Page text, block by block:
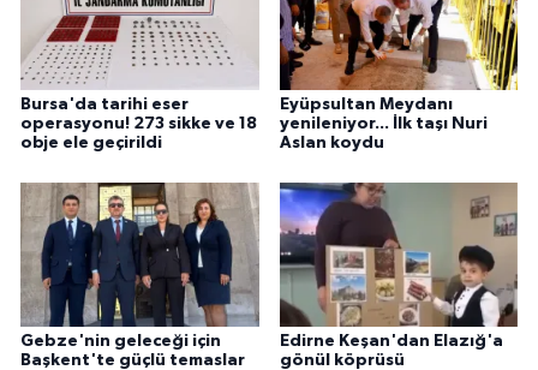
Bursa'da tarihi eser
operasyonu! 273 sikke ve 18
obje ele geçirildi
Eyüpsultan Meydanı
yenileniyor... İlk taşı Nuri
Aslan koydu
Gebze'nin geleceği için
Başkent'te güçlü temaslar
Edirne Keşan'dan Elazığ'a
gönül köprüsü